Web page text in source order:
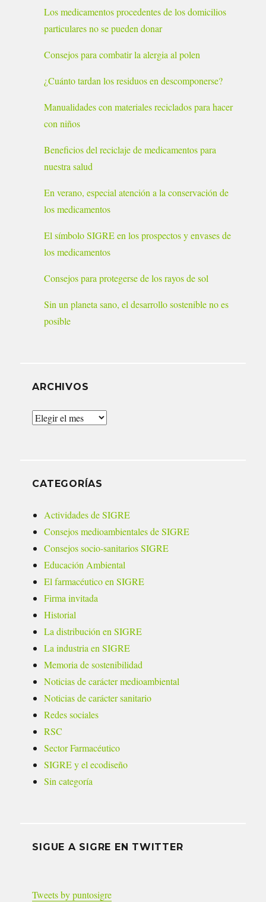
Los medicamentos procedentes de los domicilios
particulares no se pueden donar
Consejos para combatir la alergia al polen
¿Cuánto tardan los residuos en descomponerse?
Manualidades con materiales reciclados para hacer
con niños
Beneficios del reciclaje de medicamentos para
nuestra salud
En verano, especial atención a la conservación de
los medicamentos
El símbolo SIGRE en los prospectos y envases de
los medicamentos
Consejos para protegerse de los rayos de sol
Sin un planeta sano, el desarrollo sostenible no es
posible
ARCHIVOS
Archivos
CATEGORÍAS
Actividades de SIGRE
Consejos medioambientales de SIGRE
Consejos socio-sanitarios SIGRE
Educación Ambiental
El farmacéutico en SIGRE
Firma invitada
Historial
La distribución en SIGRE
La industria en SIGRE
Memoria de sostenibilidad
Noticias de carácter medioambiental
Noticias de carácter sanitario
Redes sociales
RSC
Sector Farmacéutico
SIGRE y el ecodiseño
Sin categoría
SIGUE A SIGRE EN TWITTER
Tweets by puntosigre